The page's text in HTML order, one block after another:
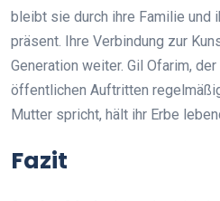
bleibt sie durch ihre Familie und
präsent. Ihre Verbindung zur
Generation weiter. Gil Ofarim,
öffentlichen Auftritten
Mutter spricht, hält ihr Erbe
Fazit